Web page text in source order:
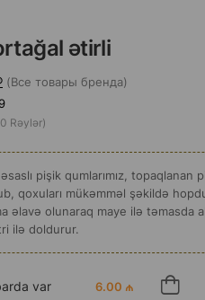
ətirli
(Все товары бренда)
Rəylər)
pişik qumlarımız, topaqlanan
qoxuları mükəmməl şəkildə
əlavə olunaraq maye ilə təmasda
ilə doldurur.
var 6.00 ₼